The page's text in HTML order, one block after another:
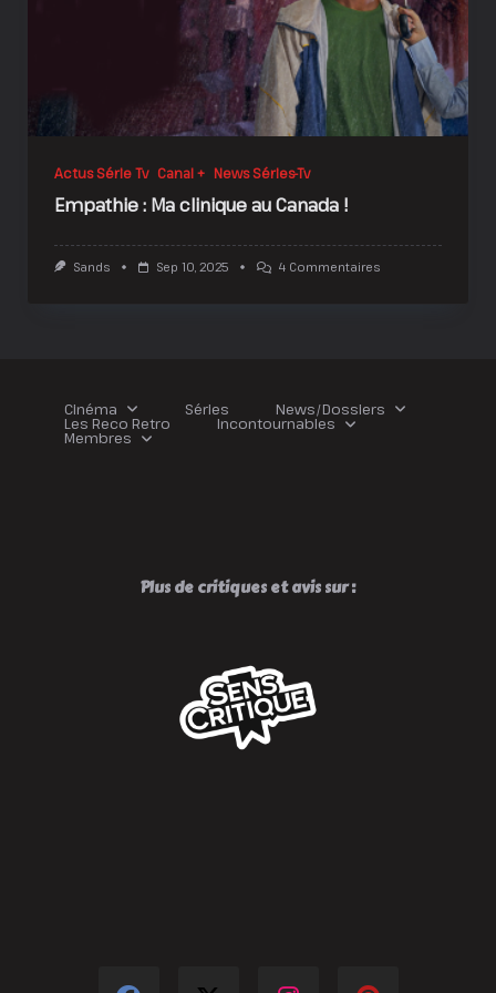
Actus Série Tv Canal + News Séries-Tv
Empathie : Ma clinique au Canada !
Sands Sep 10, 2025 4 CommentairesSur
Cinéma Séries News/Dossiers
Les Reco Retro Incontournables
Membres
Plus de critiques et avis sur :